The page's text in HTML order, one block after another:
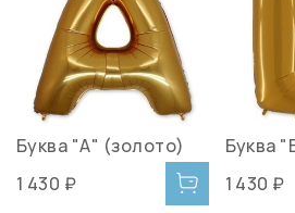
Буква "А" (золото)
1 430 ₽
Буква
1 430 ₽